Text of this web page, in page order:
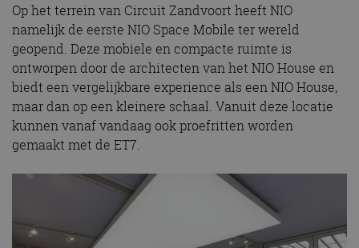
Op het terrein van Circuit Zandvoort heeft NIO
namelijk de eerste NIO Space Mobile ter wereld
geopend. Deze mobiele en compacte ruimte is
ontworpen door de architecten van het NIO House en
biedt een vergelijkbare experience als een NIO House,
maar dan op een kleinere schaal. Vanuit deze locatie
kunnen vanaf vandaag ook proefritten worden
gemaakt met de ET7.